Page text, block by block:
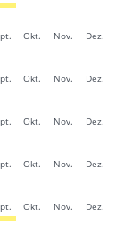
Okt. Nov. Dez.
Okt. Nov. Dez.
Okt. Nov. Dez.
Okt. Nov. Dez.
Okt. Nov. Dez.